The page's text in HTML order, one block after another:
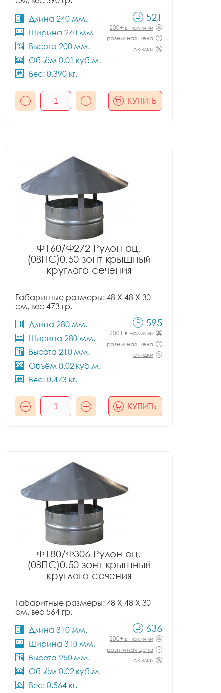
Длина 240 мм.
Ширина 240 мм.
Высота 200 мм.
Объём 0.01 куб.м.
Вес: 0.390 кг.
521
200+ в наличии
розничная цена
скидки
КУПИТЬ
Ф160/Ф272 Рулон оц.
(08ПС)0.50 зонт крышный
круглого сечения
Габаритные размеры: 48 X 48 X 30
см, вес 473 гр.
Длина 280 мм.
Ширина 280 мм.
Высота 210 мм.
Объём 0.02 куб.м.
Вес: 0.473 кг.
595
200+ в наличии
розничная цена
скидки
КУПИТЬ
Ф180/Ф306 Рулон оц.
(08ПС)0.50 зонт крышный
круглого сечения
Габаритные размеры: 48 X 48 X 30
см, вес 564 гр.
Длина 310 мм.
Ширина 310 мм.
Высота 250 мм.
Объём 0.02 куб.м.
Вес: 0.564 кг.
636
200+ в наличии
розничная цена
скидки